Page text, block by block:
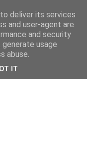
deliver its services
and user-agent are
and security
usage
abuse.
IT